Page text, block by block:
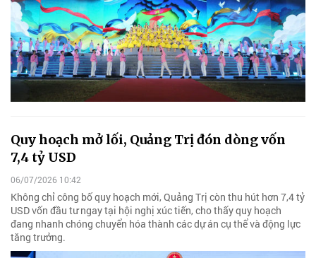
Quy hoạch mở lối, Quảng Trị đón dòng vốn
7,4 tỷ USD
06/07/2026 10:42
Không chỉ công bố quy hoạch mới, Quảng Trị còn thu hút hơn 7,4 tỷ
USD vốn đầu tư ngay tại hội nghị xúc tiến, cho thấy quy hoạch
đang nhanh chóng chuyển hóa thành các dự án cụ thể và động lực
tăng trưởng.